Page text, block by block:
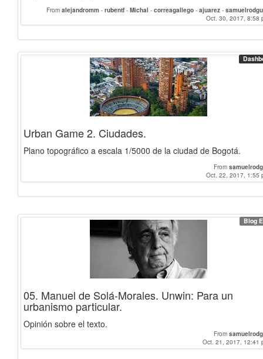
From alejandromm - rubentf - Michal - correagallego - ajuarez -
Lucia_Lozano-
Oct. 30, 2017, 8:58
Urban Game 2. Ciudades.
Plano topográfico a escala 1/5000 de la ciudad de Bogotá.
From
Oct. 22, 2017, 1:55
Blog
05. Manuel de Solá-Morales. Unwin: Para un
urbanismo particular.
Opinión sobre el texto.
From
Oct. 21, 2017, 12:41